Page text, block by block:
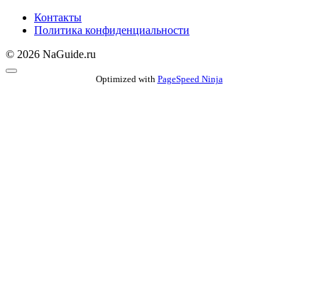
Контакты
Политика конфиденциальности
© 2026 NaGuide.ru
Optimized with PageSpeed Ninja